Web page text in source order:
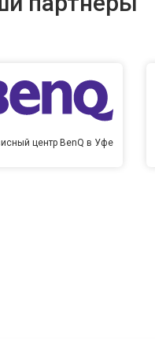
центр BenQ в Уфе